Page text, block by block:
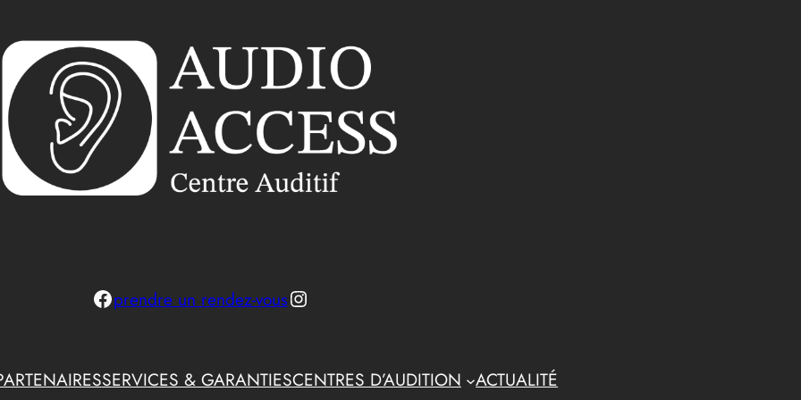
Facebook
prendre un rendez-vousInstagram
SERVICES & GARANTIESCENTRES D’AUDITION ACTUALITÉ